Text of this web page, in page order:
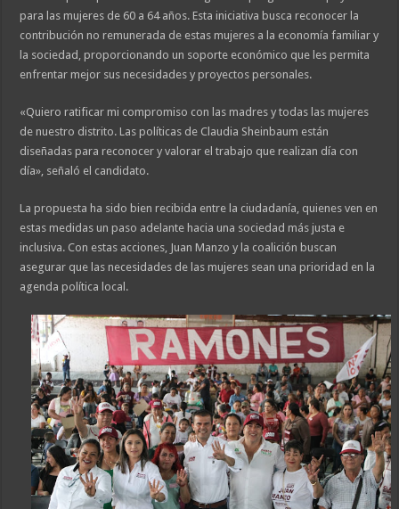
para las mujeres de 60 a 64 años. Esta iniciativa busca reconocer la
contribución no remunerada de estas mujeres a la economía familiar y
la sociedad, proporcionando un soporte económico que les permita
enfrentar mejor sus necesidades y proyectos personales.
«Quiero ratificar mi compromiso con las madres y todas las mujeres
de nuestro distrito. Las políticas de Claudia Sheinbaum están
diseñadas para reconocer y valorar el trabajo que realizan día con
día», señaló el candidato.
La propuesta ha sido bien recibida entre la ciudadanía, quienes ven en
estas medidas un paso adelante hacia una sociedad más justa e
inclusiva. Con estas acciones, Juan Manzo y la coalición buscan
asegurar que las necesidades de las mujeres sean una prioridad en la
agenda política local.